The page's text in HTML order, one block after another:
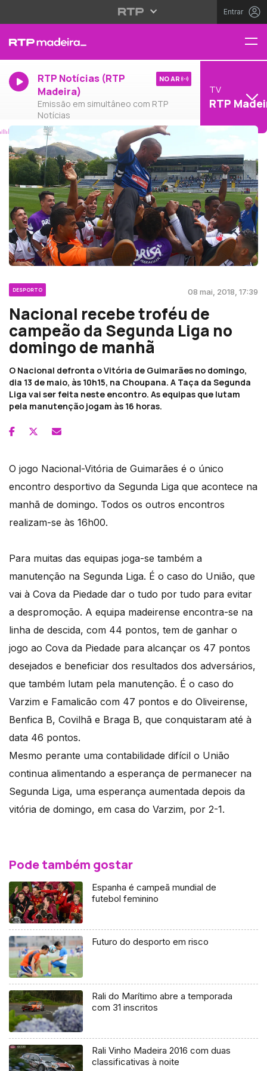
Entrar
RTP Notícias (RTP
Madeira)
Emissão em simultâneo com RTP
Notícias
NO AR
TV
RTP
DESPORTO 08 mai, 2018, 17:39
Nacional recebe troféu de
campeão da Segunda Liga no
domingo de manhã
O Nacional defronta o Vitória de Guimarães no domingo,
dia 13 de maio, às 10h15, na Choupana. A Taça da Segunda
Liga vai ser feita neste encontro. As equipas que lutam
pela manutenção jogam às 16 horas.
O jogo Nacional-Vitória de Guimarães é o único
encontro desportivo da Segunda Liga que acontece na
manhã de domingo. Todos os outros encontros
realizam-se às 16h00.
Para muitas das equipas joga-se também a
manutenção na Segunda Liga. É o caso do União, que
vai à Cova da Piedade dar o tudo por tudo para evitar
a despromoção. A equipa madeirense encontra-se na
linha de descida, com 44 pontos, tem de ganhar o
jogo ao Cova da Piedade para alcançar os 47 pontos
desejados e beneficiar dos resultados dos adversários,
que também lutam pela manutenção. É o caso do
Varzim e Famalicão com 47 pontos e do Oliveirense,
Benfica B, Covilhã e Braga B, que conquistaram até à
data 46 pontos.
Mesmo perante uma contabilidade difícil o União
continua alimentando a esperança de permanecer na
Segunda Liga, uma esperança aumentada depois da
vitória de domingo, em casa do Varzim, por 2-1.
Pode também gostar
Espanha é campeã mundial de
futebol feminino
Futuro do desporto em risco
Rali do Marítimo abre a temporada
com 31 inscritos
Rali Vinho Madeira 2016 com duas
classificativas à noite